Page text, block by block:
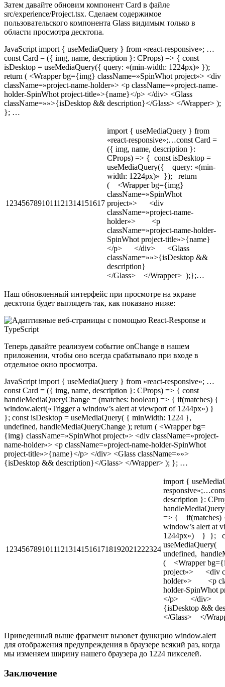
Затем давайте обновим компонент Card в файле
src/experience/Project.tsx. Сделаем содержимое
пользовательского компонента Glass видимым только в
области просмотра десктопа.
JavaScript import { useMediaQuery } from «react-responsive»; …
const Card = ({ img, name, description }: CProps) => { const
isDesktop = useMediaQuery({ query: «(min-width: 1224px)» });
return ( <Wrapper bg={img} className=»SpinWhot project»> <div
className=»project-name-holder»> <p className=»project-name-
holder-SpinWhot project-title»>{name}</p> </div> <Glass
className=»»>{isDesktop && description}</Glass> </Wrapper> );
}; …
1234567891011121314151617
import { useMediaQuery } from
«react-responsive»;…const Card =
({ img, name, description }:
CProps) => { const isDesktop =
useMediaQuery({ query: «(min-
width: 1224px)» }); return
( <Wrapper bg={img}
className=»SpinWhot
project»> <div
className=»project-name-
holder»> <p
className=»project-name-holder-
SpinWhot project-title»>{name}
</p> </div> <Glass
className=»»>{isDesktop &&
description}
</Glass> </Wrapper> );};…
Наш обновленный интерфейс при просмотре на экране
десктопа будет выглядеть так, как показано ниже:
Теперь давайте реализуем событие onChange в нашем
приложении, чтобы оно всегда срабатывало при входе в
отдельное окно просмотра.
JavaScript import { useMediaQuery } from «react-responsive»; …
const Card = ({ img, name, description }: CProps) => { const
handleMediaQueryChange = (matches: boolean) => { if(matches) {
window.alert(«Trigger a window’s alert at viewport of 1244px») }
}; const isDesktop = useMediaQuery( { minWidth: 1224 },
undefined, handleMediaQueryChange ); return ( <Wrapper bg=
{img} className=»SpinWhot project»> <div className=»project-
name-holder»> <p className=»project-name-holder-SpinWhot
project-title»>{name}</p> </div> <Glass className=»»>
{isDesktop && description}</Glass> </Wrapper> ); }; …
123456789101112131415161718192021222324
import {
description }:
=> { if(matches)
window’s alert at
1244px») } };
useMediaQuery(
undefined,
( <Wrapper
project»> <div
holder»> <p
holder-SpinWhot
</p> </div>
{isDesktop &&
</Glass> </
Приведенный выше фрагмент вызовет функцию window.alert
для отображения предупреждения в браузере всякий раз, когда
мы изменяем ширину нашего браузера до 1224 пикселей.
Заключение